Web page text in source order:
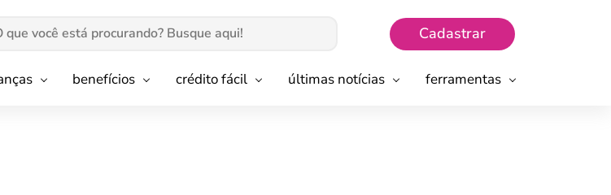
Cadastrar
benefícios crédito fácil últimas notícias ferramentas